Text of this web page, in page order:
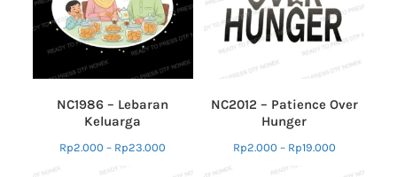
NC1986 – Lebaran
Keluarga
Rp2.000 – Rp23.000
NC2012 – Patience Over
Hunger
Rp2.000 – Rp19.000